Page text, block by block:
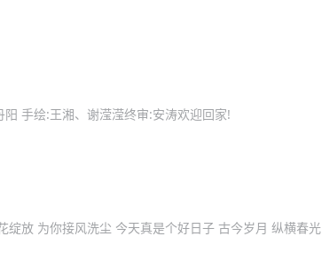
手绘:王湘、谢滢滢终审:安涛欢迎回家!
放 为你接风洗尘 今天真是个好日子 古今岁月 纵横春光